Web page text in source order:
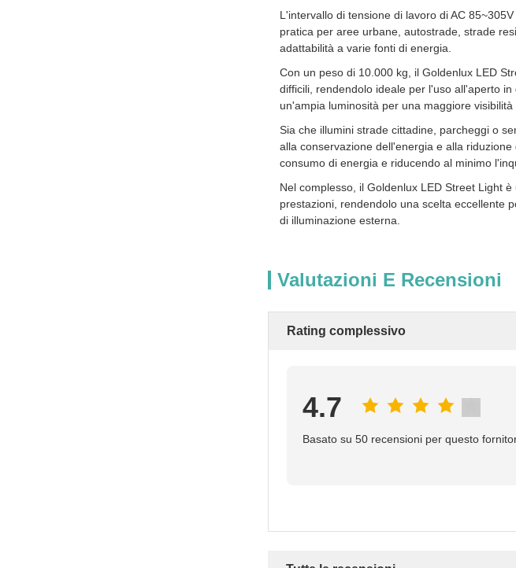
L'intervallo di tensione di lavoro di AC
pratica per aree urbane, autostrade, strade
adattabilità a varie fonti di energia.
Con un peso di 10.000 kg, il Goldenlux LED
difficili, rendendolo ideale per l'uso all'aperto
un'ampia luminosità per una maggiore visibilità
Sia che illumini strade cittadine, parcheggi o
alla conservazione dell'energia e alla
consumo di energia e riducendo al minimo
Nel complesso, il Goldenlux LED Street Light
prestazioni, rendendolo una scelta eccellente
di illuminazione esterna.
Valutazioni E Recensioni
Rating complessivo
4.7
Basato su 50 recensioni per questo